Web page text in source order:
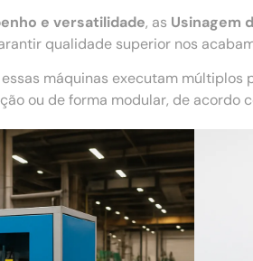
e versatilidade, as Usinagem
qualidade superior nos
essas máquinas executam
ou de forma modular, de acordo